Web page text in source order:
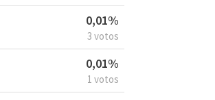
0,01%
3 votos
0,01%
1 votos